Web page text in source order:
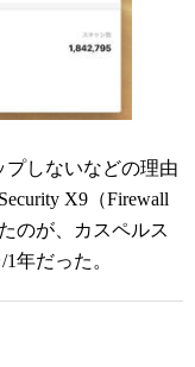
プしないなどの理由
X9（Firewall
のが、カスペルス
年だった。